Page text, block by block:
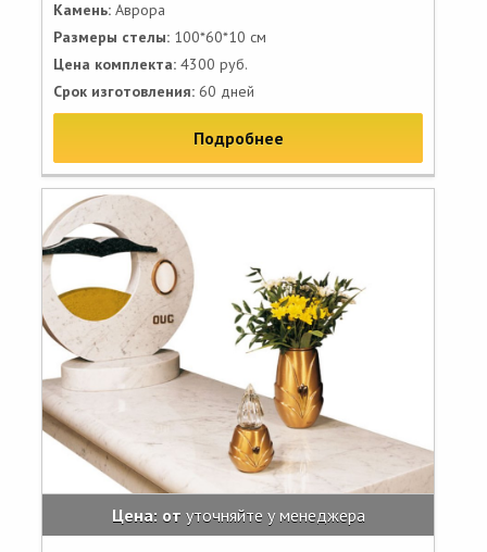
Камень: Аврора
Размеры стелы: 100*60*10 см
Цена комплекта: 4300 руб.
Срок изготовления: 60 дней
Подробнее
Цена: от уточняйте у менеджера